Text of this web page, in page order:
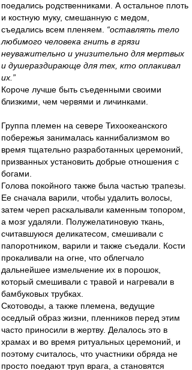
поедались родственниками. А остальное плоть
и костную муку, смешанную с медом,
съедались всем пленяем. “оставлять тело
любимого человека гнить в грязи
неуважительно и унизительно для мертвых
и душераздирающе для тех, кто оплакивал
их.”
Короче лучше быть съеденными своими
близкими, чем червями и личинками.
Группа племен на севере Тихоокеанского
побережья занималась каннибализмом во
время тщательно разработанных церемоний,
призванных установить добрые отношения с
богами.
Голова покойного также была частью трапезы.
Ее сначала варили, чтобы удалить волосы,
затем череп раскалывали каменным топором,
а мозг удаляли. Полужелатиновую ткань,
считавшуюся деликатесом, смешивали с
папоротником, варили и также съедали. Кости
прокаливали на огне, что облегчало
дальнейшее измельчение их в порошок,
который смешивали с травой и нагревали в
бамбуковых трубках.
Скотоводы, а также племена, ведущие
оседлый образ жизни, пленников перед этим
часто приносили в жертву. Делалось это в
храмах и во время ритуальных церемоний, и
поэтому считалось, что участники обряда не
просто поедают труп врага, а становятся